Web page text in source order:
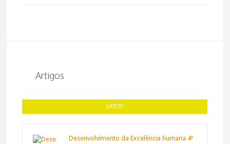
Artigos
LATEST
Desenvolvimento da Excelência humana 4º